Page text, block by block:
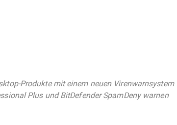
Produkte mit einem neuen Virenwarnsystem
Plus und BitDefender SpamDeny warnen